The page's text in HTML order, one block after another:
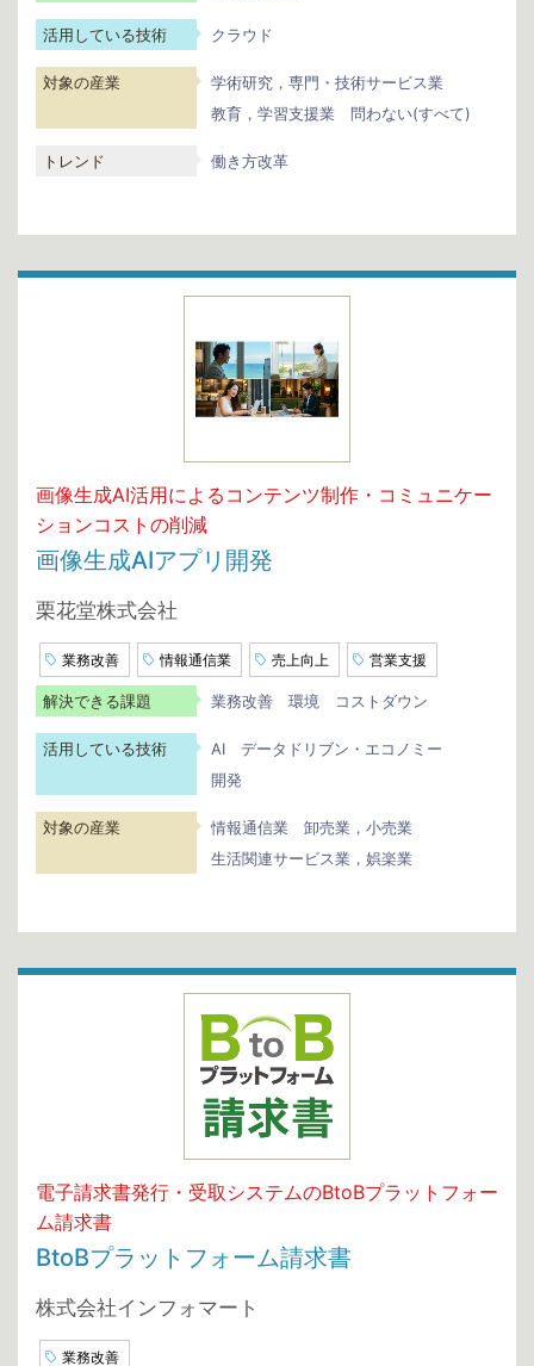
活用している技術 クラウド
対象の産業
学術研究，専門・技術サービス業
教育，学習支援業
問わない(すべて)
トレンド 働き方改革
画像生成AI活用によるコンテンツ制作・コミュニケー
ションコストの削減
画像生成AIアプリ開発
栗花堂株式会社
業務改善 情報通信業 売上向上 営業支援
解決できる課題 業務改善 環境 コストダウン
活用している技術 AI
データドリブン・エコノミー
開発
対象の産業 情報通信業
卸売業，小売業
生活関連サービス業，娯楽業
電子請求書発行・受取システムのBtoBプラットフォー
ム請求書
BtoBプラットフォーム請求書
株式会社インフォマート
業務改善